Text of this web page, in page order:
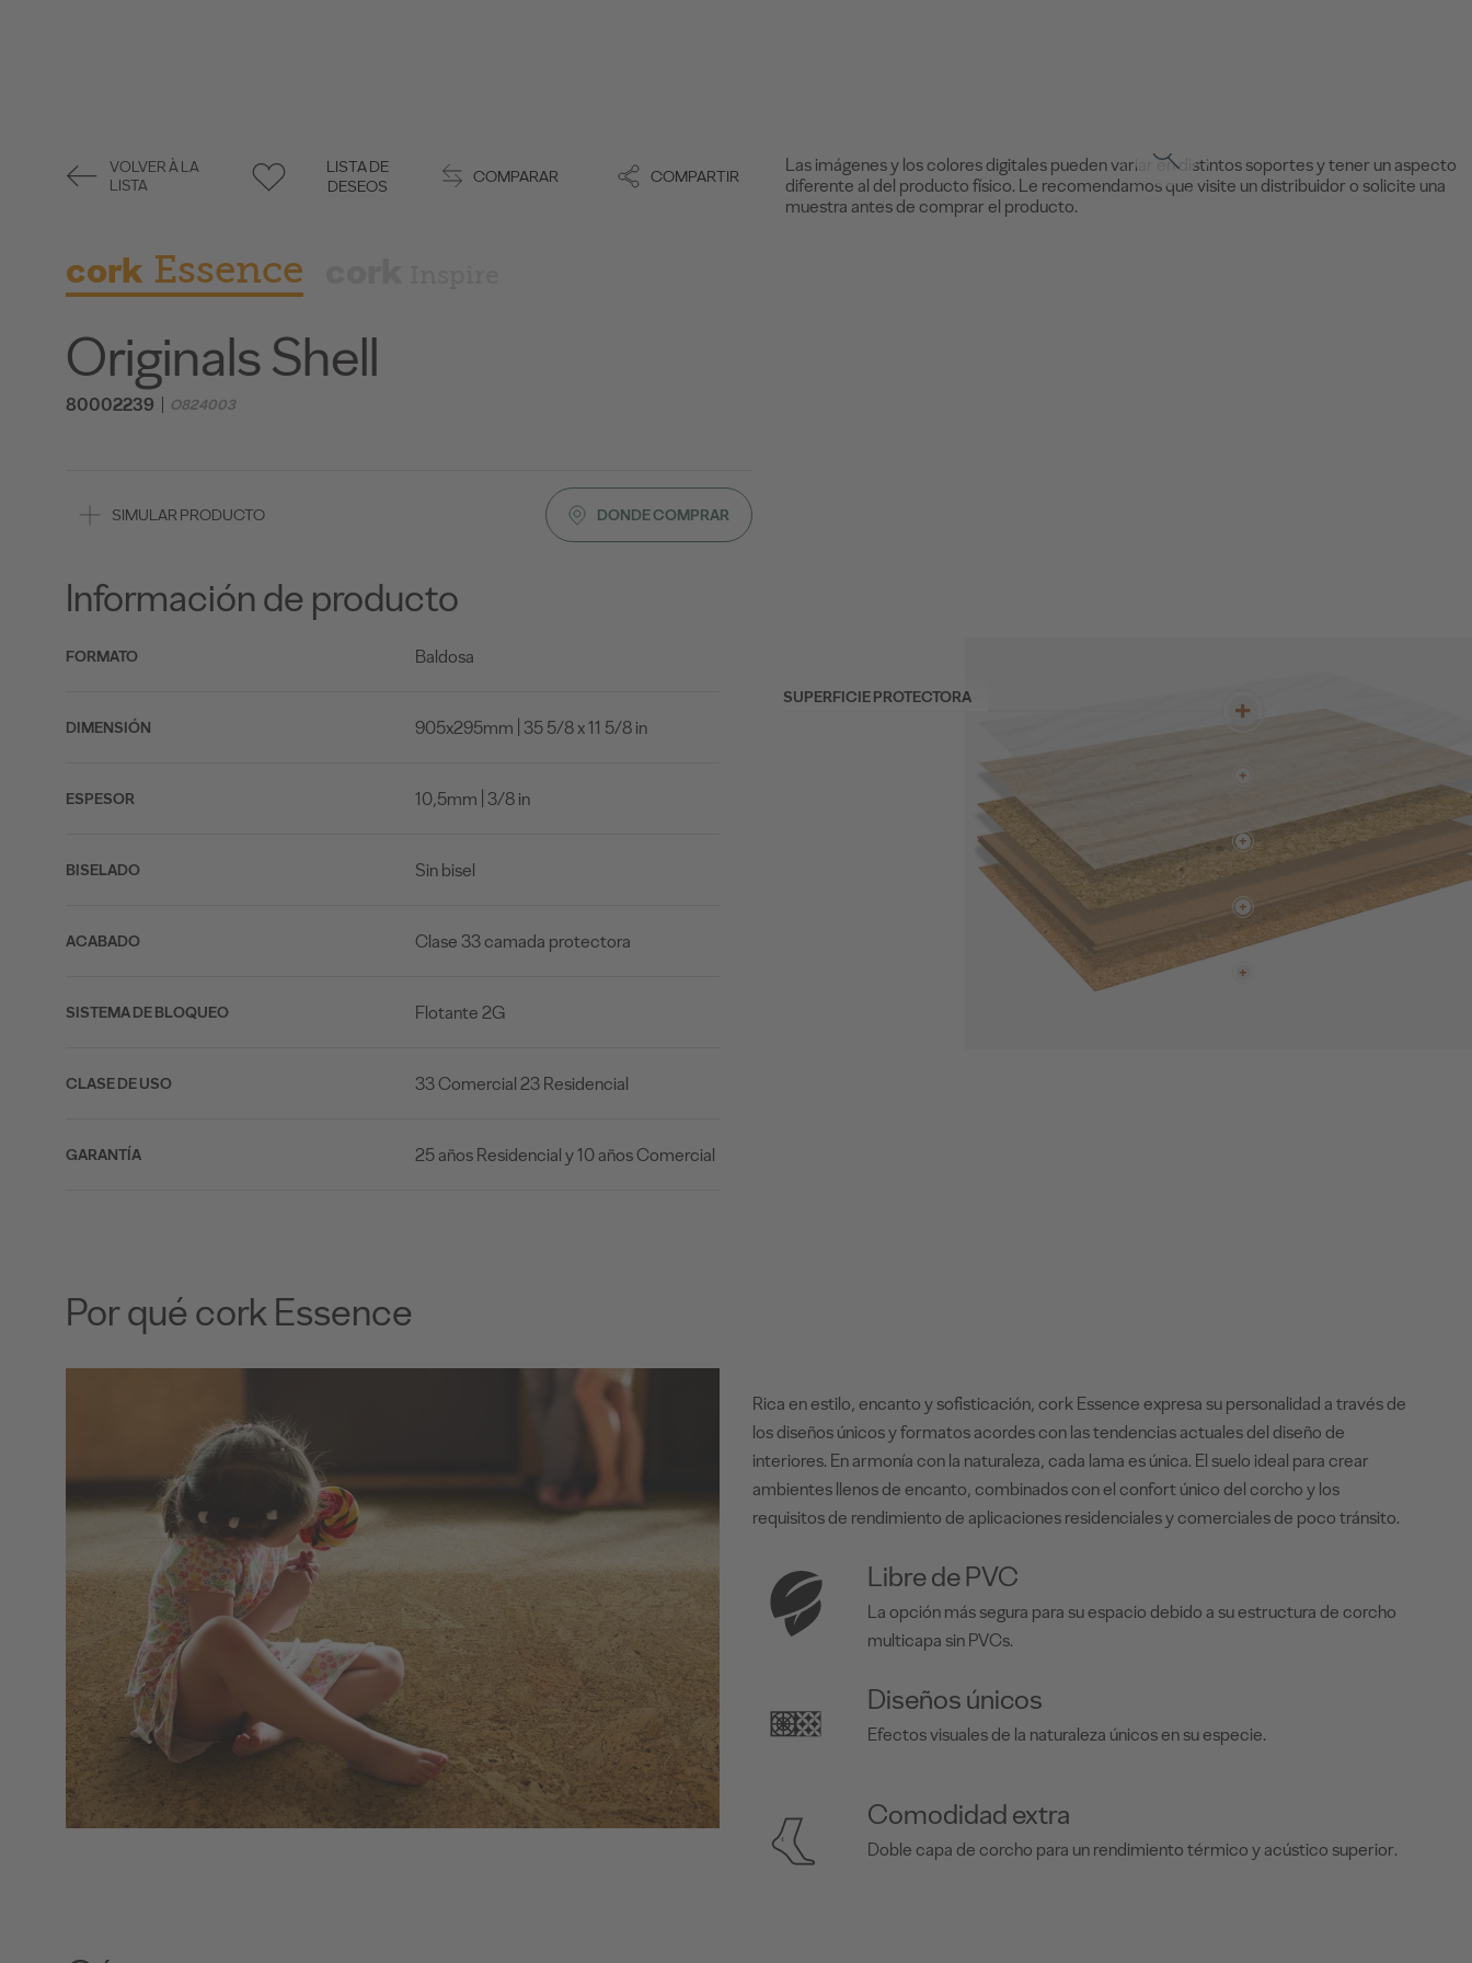
VOLVER À LA
LISTA
LISTA DE
DESEOS
COMPARAR COMPARTIR
cork Essence
Originals Shell
80002239 O824003
SIMULAR PRODUCTO DONDE COMPRAR
Las imágenes y los colores digitales pueden variar en distintos soportes y tener un aspecto
diferente al del producto físico. Le recomendamos que visite un distribuidor o solicite una
muestra antes de comprar el producto.
Información de producto
FORMATO Baldosa
DIMENSIÓN 905x295mm | 35 5/8 x 11 5/8 in
ESPESOR 10,5mm | 3/8 in
BISELADO Sin bisel
ACABADO Clase 33 camada protectora
SISTEMA DE BLOQUEO Flotante 2G
CLASE DE USO 33 Comercial 23 Residencial
GARANTÍA 25 años Residencial y 10 años Comercial
SUPERFICIE PROTECTORA
Por qué cork Essence
Rica en estilo, encanto y sofisticación, cork Essence expresa su personalidad a través de
los diseños únicos y formatos acordes con las tendencias actuales del diseño de
interiores. En armonía con la naturaleza, cada lama es única. El suelo ideal para crear
ambientes llenos de encanto, combinados con el confort único del corcho y los
requisitos de rendimiento de aplicaciones residenciales y comerciales de poco tránsito.
Libre de PVC
La opción más segura para su espacio debido a su estructura de corcho
multicapa sin PVCs.
Diseños únicos
Efectos visuales de la naturaleza únicos en su especie.
Comodidad extra
Doble capa de corcho para un rendimiento térmico y acústico superior.